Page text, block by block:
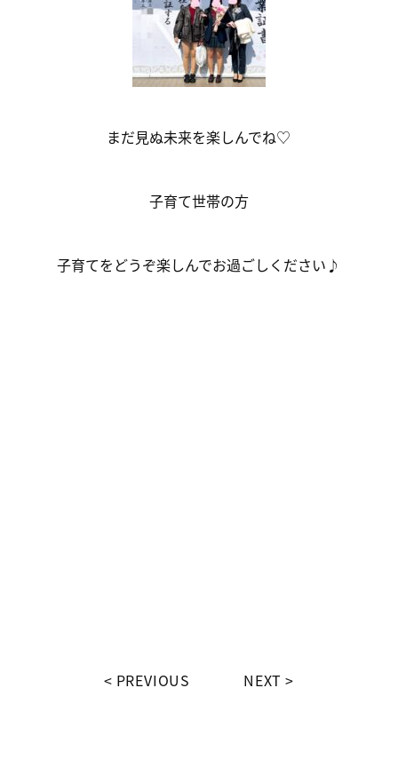
まだ見ぬ未来を楽しんでね♡
子育て世帯の方
子育てをどうぞ楽しんでお過ごしください♪
PREVIOUS NEXT